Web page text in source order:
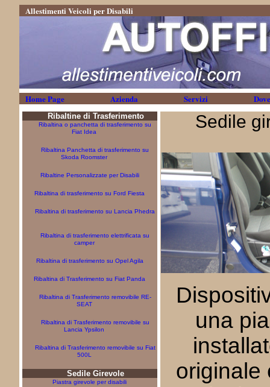
Allestimenti Veicoli per Disabili
Home Page Azienda Servizi
Ribaltine di Trasferimento
Ribaltina o panchetta di trasferimento su
Fiat Idea
Ribaltina Panchetta di trasferimento su
Skoda Roomster
Ribaltine Personalizzate per Disabili
Ribaltina di trasferimento su Ford Fiesta
Ribaltina di trasferimento su Lancia Phedra
Ribaltina di trasferimento elettrificata su
camper
Ribaltina di trasferimento su Opel Agila
Ribaltina di Trasferimento su Fiat Panda
Ribaltina di Trasferimento removibile RE-
SEAT
Ribaltina di Trasferimento removibile su
Lancia Ypsilon
Ribaltina di Trasferimento removibile su Fiat
500L
Sedile Girevole
Piastra girevole per disabili
Sedile
una
originale